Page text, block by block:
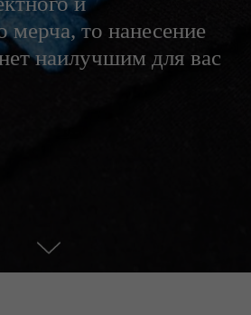
мерча, то нанесение
наилучшим для вас